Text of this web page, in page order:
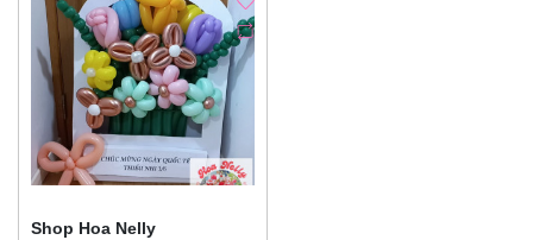
Shop Hoa Nelly